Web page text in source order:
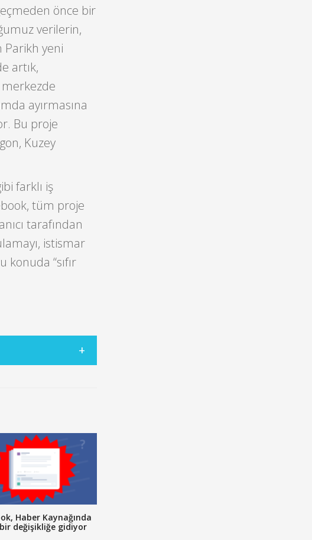
önce bir
verilerin,
Parikh yeni
artık,
ayırmasına
Bu proje
Kuzey
farklı iş
tüm proje
tarafından
istismar
“sıfır
Haber Kaynağında
değişikliğe gidiyor